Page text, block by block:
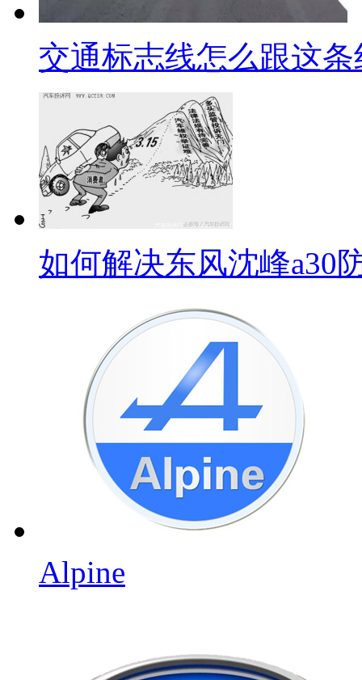
交通标志线怎么跟这条
如何解决东风沈峰a30
Alpine